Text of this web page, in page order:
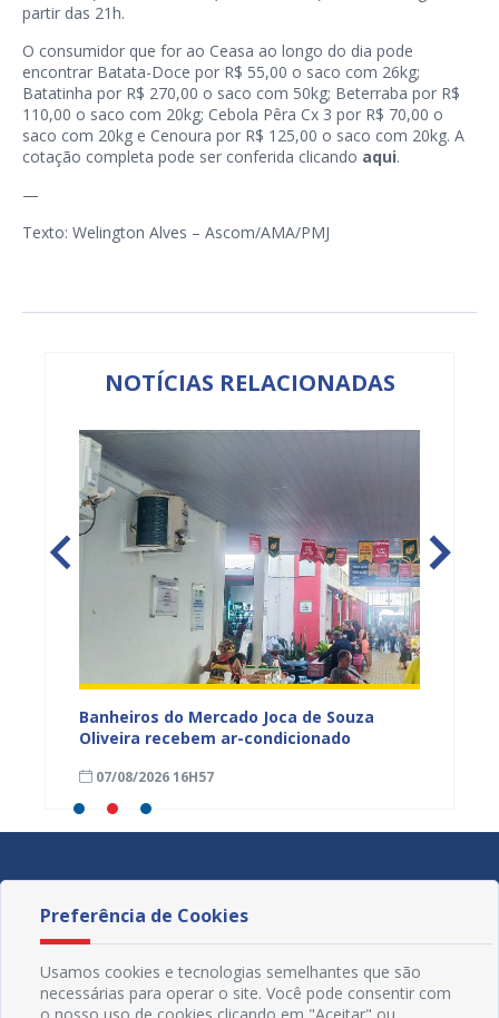
partir das 21h.
O consumidor que for ao Ceasa ao longo do dia pode
encontrar Batata-Doce por R$ 55,00 o saco com 26kg;
Batatinha por R$ 270,00 o saco com 50kg; Beterraba por R$
110,00 o saco com 20kg; Cebola Pêra Cx 3 por R$ 70,00 o
saco com 20kg e Cenoura por R$ 125,00 o saco com 20kg. A
cotação completa pode ser conferida clicando aqui.
—
Texto: Welington Alves – Ascom/AMA/PMJ
NOTÍCIAS RELACIONADAS
Banheiros do Mercado Joca de Souza
Oliveira recebem ar-condicionado
07/08/2026 16H57
Preferência de Cookies
Usamos cookies e tecnologias semelhantes que são
necessárias para operar o site. Você pode consentir com